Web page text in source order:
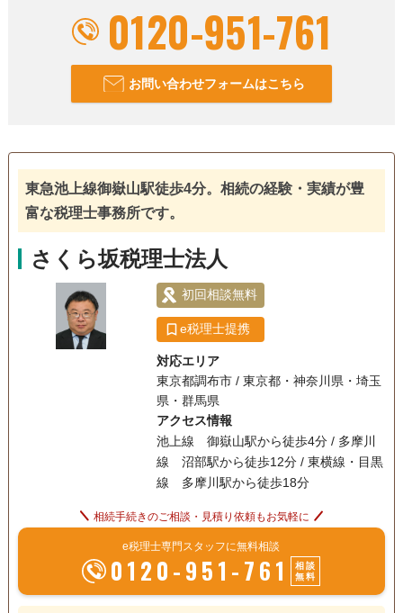
0120-951-761
お問い合わせフォームはこちら
東急池上線御嶽山駅徒歩4分。相続の経験・実績が豊
富な税理士事務所です。
さくら坂税理士法人
初回相談無料
e税理士提携
対応エリア
東京都調布市 / 東京都・神奈川県・埼玉
県・群馬県
アクセス情報
池上線 御嶽山駅から徒歩4分 / 多摩川
線 沼部駅から徒歩12分 / 東横線・目黒
線 多摩川駅から徒歩18分
相続手続きのご相談・見積り依頼もお気軽に
e税理士専門スタッフに無料相談
0120-951-761
相談
無料